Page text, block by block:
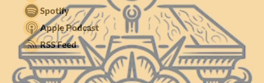
Spotify
Apple Podcast
RSS Feed